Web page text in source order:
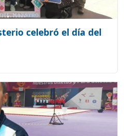
celebró el día del